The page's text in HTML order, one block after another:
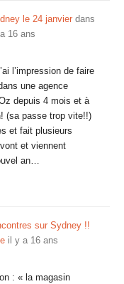
le 24 janvier dans
16 ans
l’impression de faire
une agence
depuis 4 mois et à
(sa passe trop vite!!)
et fait plusieurs
et viennent
an…
sur Sydney !!
il y a 16 ans
: « la magasin